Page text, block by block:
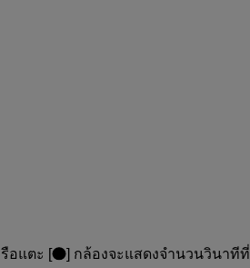
อแตะ [ ] กล้องจะแสดงจำนวนวินาทีที่